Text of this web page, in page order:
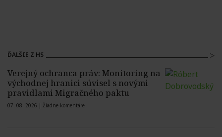
ĎALŠIE Z HS
Verejný ochranca práv: Monitoring na
východnej hranici súvisel s novými
pravidlami Migračného paktu
07. 08. 2026 | Žiadne komentáre